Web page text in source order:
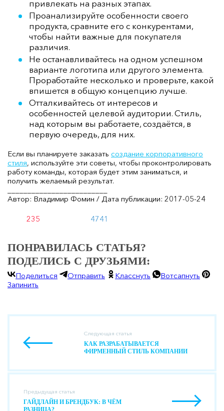
привлекать на разных этапах.
Проанализируйте особенности своего
продукта, сравните его с конкурентами,
чтобы найти важные для покупателя
различия.
Не останавливайтесь на одном успешном
варианте логотипа или другого элемента.
Проработайте несколько и проверьте, какой
впишется в общую концепцию лучше.
Отталкивайтесь от интересов и
особенностей целевой аудитории. Стиль,
над которым вы работаете, создаётся, в
первую очередь, для них.
Если вы планируете заказать создание корпоративного
стиля, используйте эти советы, чтобы проконтролировать
работу команды, которая будет этим заниматься, и
получить желаемый результат.
Автор: Владимир Фомин / Дата публикации: 2017-05-24
235 4741
ПОНРАВИЛАСЬ СТАТЬЯ?
ПОДЕЛИСЬ С ДРУЗЬЯМИ:
Поделиться Отправить Класснуть
Вотсапнуть
Запинить
Следующая статья
КАК РАЗРАБАТЫВАЕТСЯ
ФИРМЕННЫЙ СТИЛЬ КОМПАНИИ
Предыдущая статья
ГАЙДЛАЙН И БРЕНДБУК: В ЧЁМ
РАЗНИЦА?